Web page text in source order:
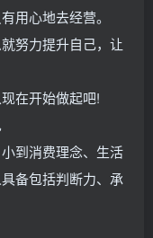
用心地去经营。
努力提升自己，让
在开始做起吧!
到消费理念、生活
备包括判断力、承